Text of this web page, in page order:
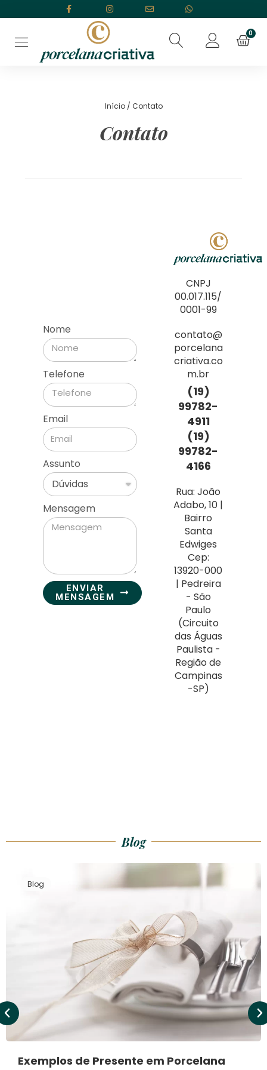
Início/ Contato
Contato
Nome
Telefone
Email
Assunto
Mensagem
ENVIAR
MENSAGEM
CNPJ
00.017.115/
0001-99
contato@
porcelana
criativa.co
m.br
(19)
99782-
4911
(19)
99782-
4166
Rua: João
Adabo, 10 |
Bairro
Santa
Edwiges
Cep:
13920-000
| Pedreira
- São
Paulo
(Circuito
das Águas
Paulista -
Região de
Campinas
-SP)
Blog
Blog
Exemplos de Presente em Porcelana